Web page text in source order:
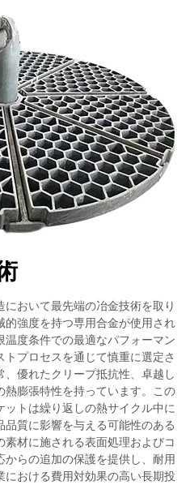
おいて最先端の冶金技術を取り
的強度を持つ専用合金が使用され
度条件での最適なパフォーマン
プロセスを通じて慎重に選定さ
優れたクリープ抵抗性、卓越し
膨張特性を持っています。この
トは繰り返しの熱サイクル中に
質に影響を与える可能性のある
材に施される表面処理およびコ
らの追加の保護を提供し、耐用
おける費用対効果の高い長期投